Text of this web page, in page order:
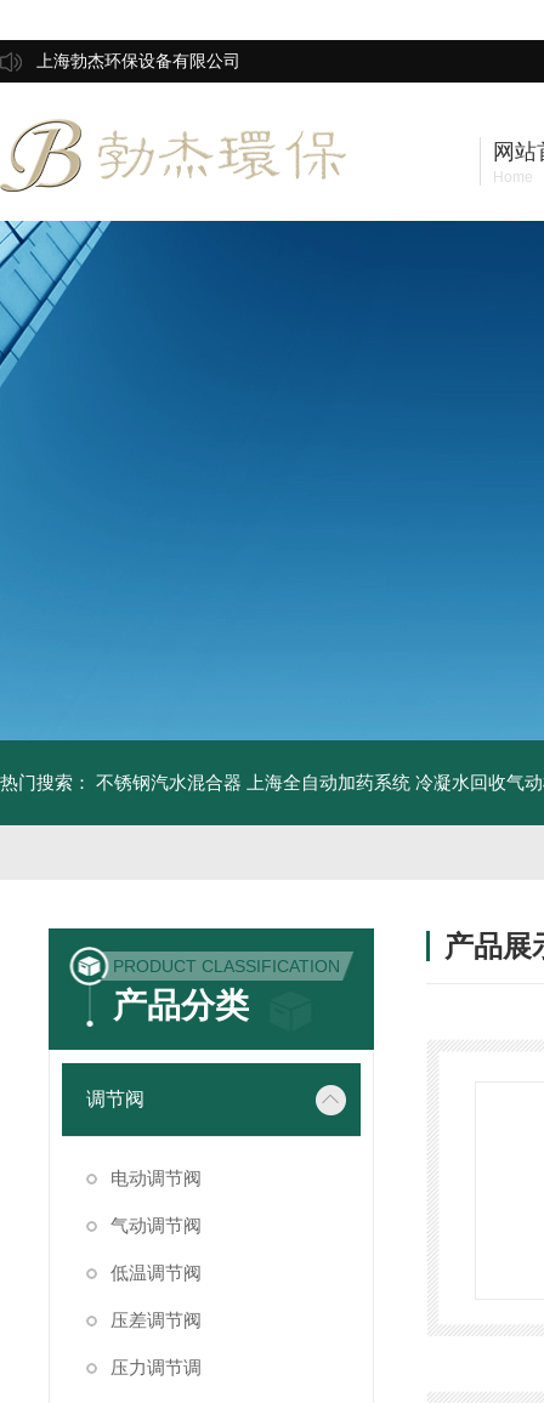
上海勃杰环保设备有限公司
网站
Home
热门搜索： 不锈钢汽水混合器 上海全自动加药系统 冷凝水回收气
PRODUCT CLASSIFICATION
产品分类
调节阀
电动调节阀
气动调节阀
低温调节阀
压差调节阀
压力调节调
产品展